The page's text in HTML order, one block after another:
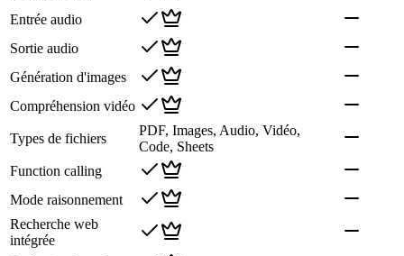
Entrée audio
Sortie audio
Génération d'images
Compréhension vidéo
Types de fichiers
PDF, Images, Audio, Vidéo,
Code, Sheets
Function calling
Mode raisonnement
Recherche web
intégrée